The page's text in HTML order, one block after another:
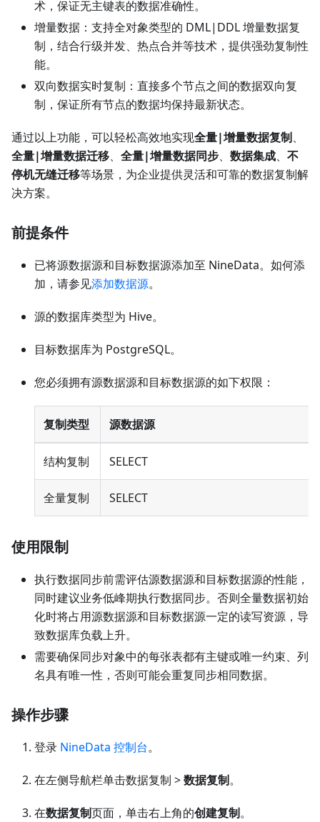
术，保证无主键表的数据准确性。
增量数据：支持全对象类型的 DML|DDL 增量数据复
制，结合行级并发、热点合并等技术，提供强劲复制性
能。
双向数据实时复制：直接多个节点之间的数据双向复
制，保证所有节点的数据均保持最新状态。
通过以上功能，可以轻松高效地实现全量|增量数据复制、
全量|增量数据迁移、 全量|增量数据同步、 数据集成、 不
停机无缝迁移等场景，为企业提供灵活和可靠的数据复制解
决方案。
前提条件
已将源数据源和目标数据源添加至 NineData。如何添
加，请参见添加数据源。
源的数据库类型为 Hive。
目标数据库为 PostgreSQL。
您必须拥有源数据源和目标数据源的如下权限：
复制类型 源数据源
结构复制 SELECT
全量复制 SELECT
使用限制
执行数据同步前需评估源数据源和目标数据源的性能，
同时建议业务低峰期执行数据同步。否则全量数据初始
化时将占用源数据源和目标数据源一定的读写资源，导
致数据库负载上升。
需要确保同步对象中的每张表都有主键或唯一约束、列
名具有唯一性，否则可能会重复同步相同数据。
操作步骤
登录 NineData 控制台。
在左侧导航栏单击数据复制 >数据复制。
在数据复制页面，单击右上角的创建复制。